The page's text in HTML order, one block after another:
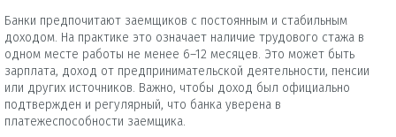
Банки предпочитают заемщиков с постоянным и стабильным
доходом. На практике это означает наличие трудового стажа в
одном месте работы не менее 6–12 месяцев. Это может быть
зарплата, доход от предпринимательской деятельности, пенсии
или других источников. Важно, чтобы доход был официально
подтвержден и регулярный, что банка уверена в
платежеспособности заемщика.